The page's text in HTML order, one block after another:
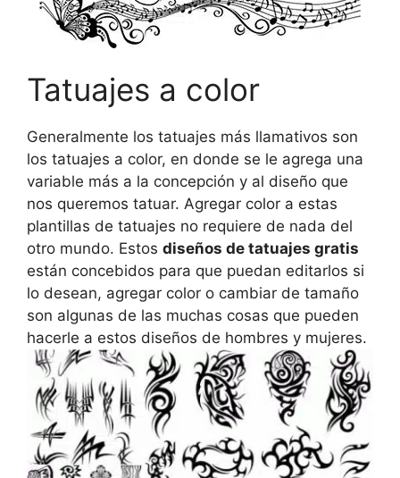
Tatuajes a color
Generalmente los tatuajes más llamativos son
los tatuajes a color, en donde se le agrega una
variable más a la concepción y al diseño que
nos queremos tatuar. Agregar color a estas
plantillas de tatuajes no requiere de nada del
otro mundo. Estos diseños de tatuajes gratis
están concebidos para que puedan editarlos si
lo desean, agregar color o cambiar de tamaño
son algunas de las muchas cosas que pueden
hacerle a estos diseños de hombres y mujeres.